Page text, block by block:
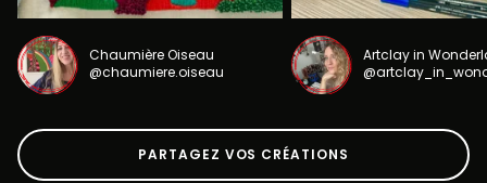
Chaumière Oiseau
@chaumiere.oiseau
Artclay in
PARTAGEZ VOS CRÉATIONS